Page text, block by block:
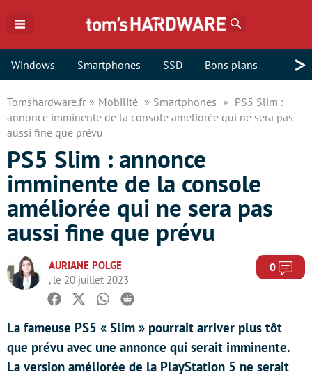
Windows Smartphones SSD Bons plans >
Tomshardware.fr Mobilité Smartphones
PS5 Slim :
annonce imminente de la console améliorée qui ne sera pas
aussi fine que prévu
PS5 Slim : annonce
imminente de la console
améliorée qui ne sera pas
aussi fine que prévu
AURIANE POLGE
, le 20 juillet 2023
0
Facebook
TwitterWhatsapp
Reddit
La fameuse PS5 « Slim » pourrait arriver plus tôt
que prévu avec une annonce qui serait imminente.
La version améliorée de la PlayStation 5 ne serait